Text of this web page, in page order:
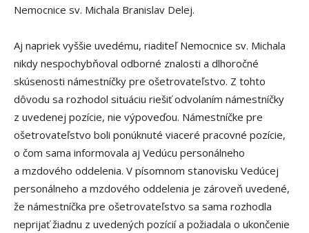
Nemocnice sv. Michala Branislav Delej.
Aj napriek vyššie uvedému, riaditeľ Nemocnice sv. Michala
nikdy nespochybňoval odborné znalosti a dlhoročné
skúsenosti námestníčky pre ošetrovateľstvo. Z tohto
dôvodu sa rozhodol situáciu riešiť odvolaním námestníčky
z uvedenej pozície, nie výpoveďou. Námestníčke pre
ošetrovateľstvo boli ponúknuté viaceré pracovné pozície,
o čom sama informovala aj Vedúcu personálneho
a mzdového oddelenia. V písomnom stanovisku Vedúcej
personálneho a mzdového oddelenia je zároveň uvedené,
že námestníčka pre ošetrovateľstvo sa sama rozhodla
neprijať žiadnu z uvedených pozícií a požiadala o ukončenie